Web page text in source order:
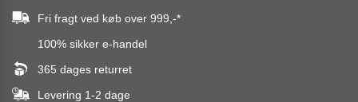
Fri fragt ved køb over 999,-*
100% sikker e-handel
365 dages returret
Levering 1-2 dage